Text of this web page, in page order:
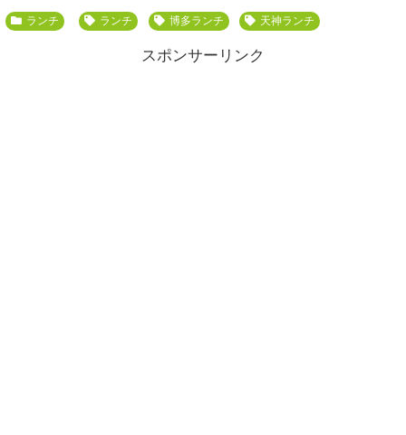
ランチ ランチ 博多ランチ 天神ランチ
スポンサーリンク